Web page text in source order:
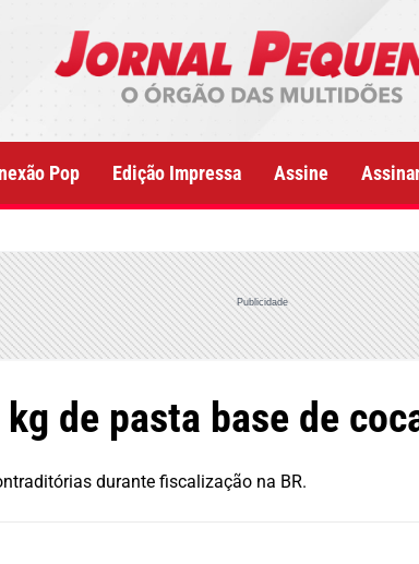
Pop Edição Impressa Assine
Publicidade
de pasta base de
durante fiscalização na BR.